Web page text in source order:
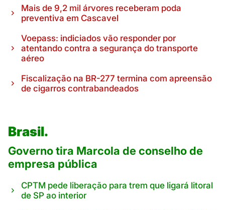
Mais de 9,2 mil árvores receberam poda
preventiva em Cascavel
Voepass: indiciados vão responder por
atentando contra a segurança do transporte
aéreo
Fiscalização na BR-277 termina com apreensão
de cigarros contrabandeados
Brasil.
Governo tira Marcola de conselho de
empresa pública
CPTM pede liberação para trem que ligará litoral
de SP ao interior